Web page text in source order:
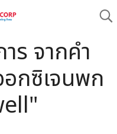
ร จากคำ
กซิเจนพก